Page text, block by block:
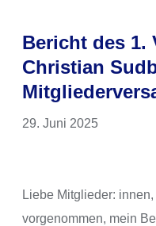
Bericht des 1.
Christian
29. Juni 2025
Liebe Mitglieder:
vorgenommen, mein